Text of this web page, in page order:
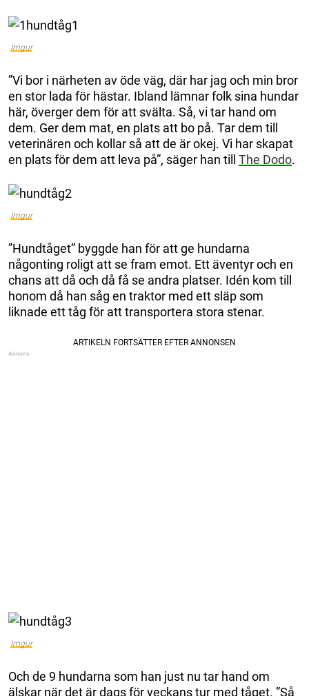
Imgur
”Vi bor i närheten av öde väg, där har jag och min bror
en stor lada för hästar. Ibland lämnar folk sina hundar
här, överger dem för att svälta. Så, vi tar hand om
dem. Ger dem mat, en plats att bo på. Tar dem till
veterinären och kollar så att de är okej. Vi har skapat
en plats för dem att leva på”, säger han till The Dodo.
Imgur
”Hundtåget” byggde han för att ge hundarna
någonting roligt att se fram emot. Ett äventyr och en
chans att då och då få se andra platser. Idén kom till
honom då han såg en traktor med ett släp som
liknade ett tåg för att transportera stora stenar.
Imgur
Och de 9 hundarna som han just nu tar hand om
älskar när det är dags för veckans tur med tåget. ”Så